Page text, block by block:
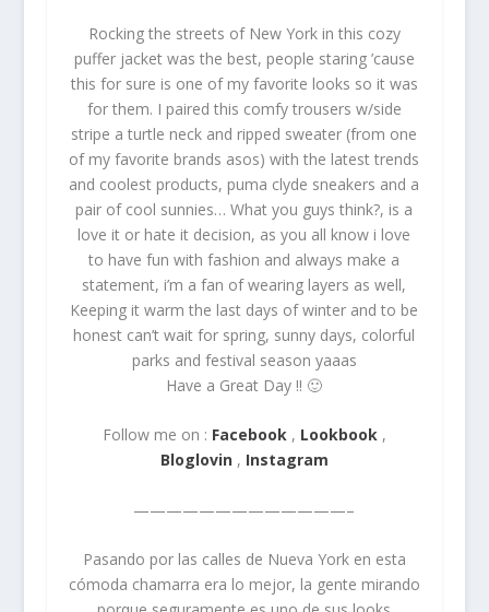
Rocking the streets of New York in this cozy
puffer jacket was the best, people staring ’cause
this for sure is one of my favorite looks so it was
for them. I paired this comfy trousers w/side
stripe a turtle neck and ripped sweater (from one
of my favorite brands asos) with the latest trends
and coolest products, puma clyde sneakers and a
pair of cool sunnies… What you guys think?, is a
love it or hate it decision, as you all know i love
to have fun with fashion and always make a
statement, i’m a fan of wearing layers as well,
Keeping it warm the last days of winter and to be
honest can’t wait for spring, sunny days, colorful
parks and festival season yaaas
Have a Great Day !! 🙂
Follow me on : Facebook, Lookbook ,
Bloglovin, Instagram
—————————————–
Pasando por las calles de Nueva York en esta
cómoda chamarra era lo mejor, la gente mirando